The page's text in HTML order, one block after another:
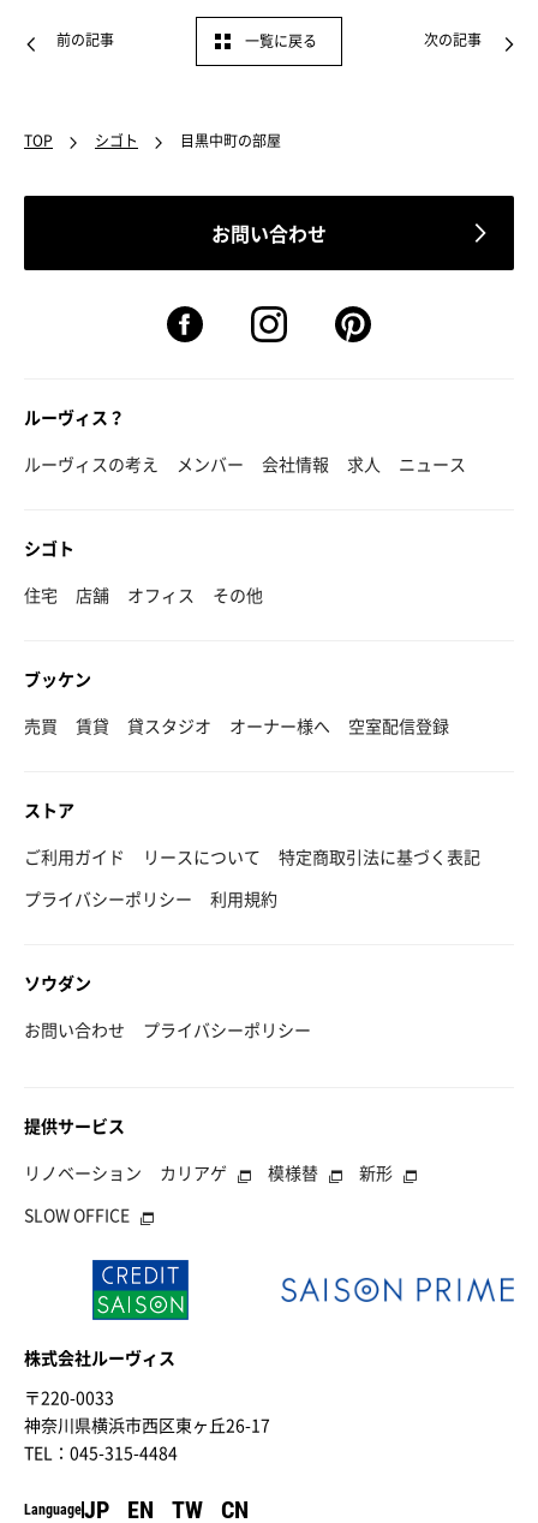
前の記事 一覧に戻る 次の記事
TOP シゴト 目黒中町の部屋
お問い合わせ
ルーヴィス？
ルーヴィスの考え
メンバー 会社情報 求人 ニュース
シゴト
住宅
店舗 オフィス その他
ブッケン
売買
賃貸 貸スタジオ オーナー様へ 空室配信登録
ストア
ご利用ガイド
リースについて
特定商取引法に基づく表記
プライバシーポリシー
利用規約
ソウダン
お問い合わせ
プライバシーポリシー
提供サービス
リノベーション
カリアゲ 模様替
新形
SLOW OFFICE
株式会社ルーヴィス
〒220-0033
神奈川県横浜市西区東ヶ丘26-17
TEL：045-315-4484
LanguageJP EN TW CN